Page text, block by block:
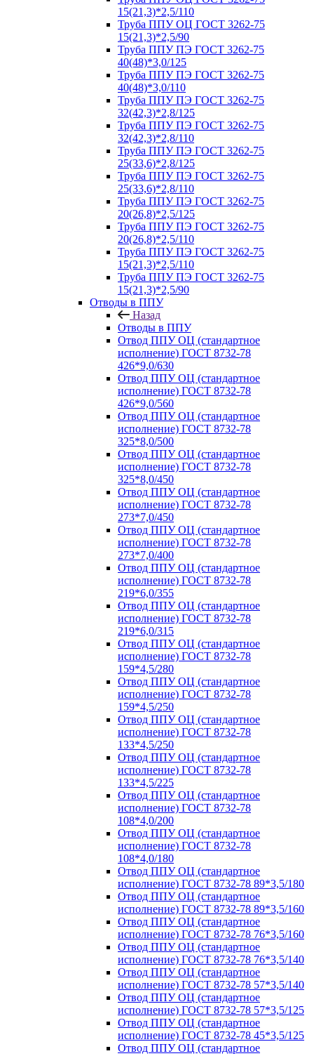
15(21,3)*2,5/110
Труба ППУ ОЦ ГОСТ 3262-75
15(21,3)*2,5/90
Труба ППУ ПЭ ГОСТ 3262-75
40(48)*3,0/125
Труба ППУ ПЭ ГОСТ 3262-75
40(48)*3,0/110
Труба ППУ ПЭ ГОСТ 3262-75
32(42,3)*2,8/125
Труба ППУ ПЭ ГОСТ 3262-75
32(42,3)*2,8/110
Труба ППУ ПЭ ГОСТ 3262-75
25(33,6)*2,8/125
Труба ППУ ПЭ ГОСТ 3262-75
25(33,6)*2,8/110
Труба ППУ ПЭ ГОСТ 3262-75
20(26,8)*2,5/125
Труба ППУ ПЭ ГОСТ 3262-75
20(26,8)*2,5/110
Труба ППУ ПЭ ГОСТ 3262-75
15(21,3)*2,5/110
Труба ППУ ПЭ ГОСТ 3262-75
15(21,3)*2,5/90
Отводы в ППУ
Назад
Отводы в ППУ
Отвод ППУ ОЦ (стандартное
исполнение) ГОСТ 8732-78
426*9,0/630
Отвод ППУ ОЦ (стандартное
исполнение) ГОСТ 8732-78
426*9,0/560
Отвод ППУ ОЦ (стандартное
исполнение) ГОСТ 8732-78
325*8,0/500
Отвод ППУ ОЦ (стандартное
исполнение) ГОСТ 8732-78
325*8,0/450
Отвод ППУ ОЦ (стандартное
исполнение) ГОСТ 8732-78
273*7,0/450
Отвод ППУ ОЦ (стандартное
исполнение) ГОСТ 8732-78
273*7,0/400
Отвод ППУ ОЦ (стандартное
исполнение) ГОСТ 8732-78
219*6,0/355
Отвод ППУ ОЦ (стандартное
исполнение) ГОСТ 8732-78
219*6,0/315
Отвод ППУ ОЦ (стандартное
исполнение) ГОСТ 8732-78
159*4,5/280
Отвод ППУ ОЦ (стандартное
исполнение) ГОСТ 8732-78
159*4,5/250
Отвод ППУ ОЦ (стандартное
исполнение) ГОСТ 8732-78
133*4,5/250
Отвод ППУ ОЦ (стандартное
исполнение) ГОСТ 8732-78
133*4,5/225
Отвод ППУ ОЦ (стандартное
исполнение) ГОСТ 8732-78
108*4,0/200
Отвод ППУ ОЦ (стандартное
исполнение) ГОСТ 8732-78
108*4,0/180
Отвод ППУ ОЦ (стандартное
исполнение) ГОСТ 8732-78 89*3,5/180
Отвод ППУ ОЦ (стандартное
исполнение) ГОСТ 8732-78 89*3,5/160
Отвод ППУ ОЦ (стандартное
исполнение) ГОСТ 8732-78 76*3,5/160
Отвод ППУ ОЦ (стандартное
исполнение) ГОСТ 8732-78 76*3,5/140
Отвод ППУ ОЦ (стандартное
исполнение) ГОСТ 8732-78 57*3,5/140
Отвод ППУ ОЦ (стандартное
исполнение) ГОСТ 8732-78 57*3,5/125
Отвод ППУ ОЦ (стандартное
исполнение) ГОСТ 8732-78 45*3,5/125
Отвод ППУ ОЦ (стандартное